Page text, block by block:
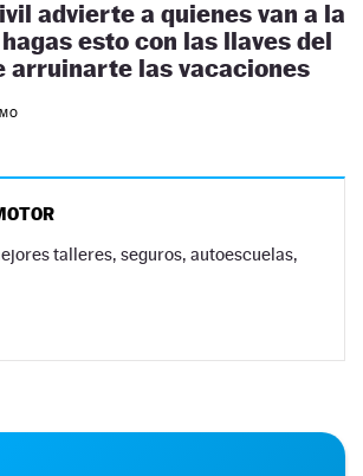
advierte a quienes van a la
esto con las llaves del
arruinarte las vacaciones
talleres, seguros, autoescuelas,